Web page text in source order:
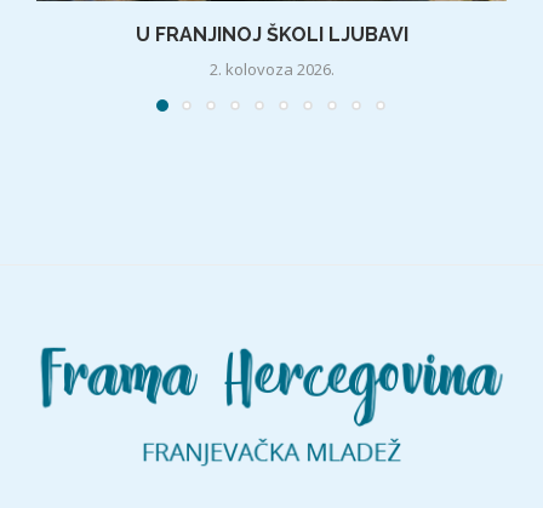
U FRANJINOJ ŠKOLI LJUBAVI
2. kolovoza 2026.